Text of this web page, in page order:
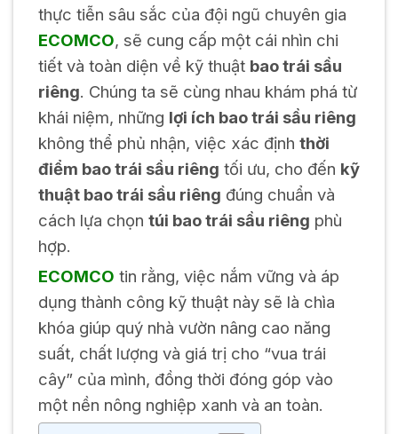
thực tiễn sâu sắc của đội ngũ chuyên gia
ECOMCO, sẽ cung cấp một cái nhìn chi
tiết và toàn diện về kỹ thuật bao trái sầu
riêng. Chúng ta sẽ cùng nhau khám phá từ
khái niệm, những lợi ích bao trái sầu riêng
không thể phủ nhận, việc xác định thời
điểm bao trái sầu riêng tối ưu, cho đến kỹ
thuật bao trái sầu riêng đúng chuẩn và
cách lựa chọn túi bao trái sầu riêng phù
hợp.
ECOMCO tin rằng, việc nắm vững và áp
dụng thành công kỹ thuật này sẽ là chìa
khóa giúp quý nhà vườn nâng cao năng
suất, chất lượng và giá trị cho “vua trái
cây” của mình, đồng thời đóng góp vào
một nền nông nghiệp xanh và an toàn.